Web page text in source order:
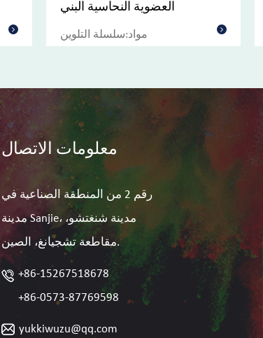
العضوية النحاسية البني
مواد:سلسلة التلوين
معلومات الاتصال
رقم 2 من المنطقة الصناعية في
مدينة Sanjie، مدينة شنغتشو،
مقاطعة تشجيانغ، الصين.
+86-15267518678
+86-0573-87769598
yukkiwuzu@qq.com